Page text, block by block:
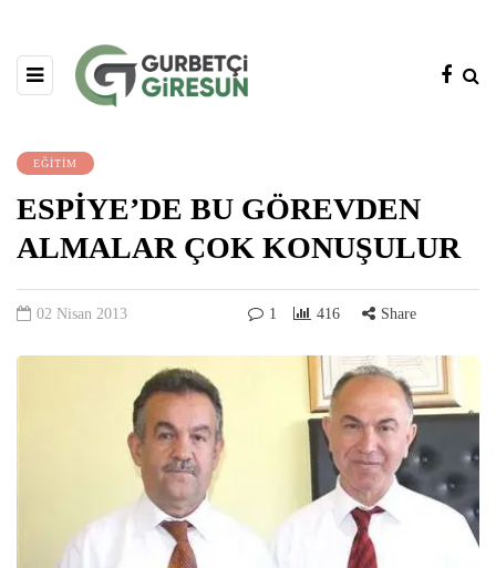
EĞİTİM
ESPİYE’DE BU GÖREVDEN
ALMALAR ÇOK KONUŞULUR
02 Nisan 2013 1 416 Share